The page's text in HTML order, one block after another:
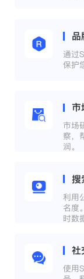
品
通过
保护
市
市场
察，
润。
搜
利用
名度
时数
社
使用